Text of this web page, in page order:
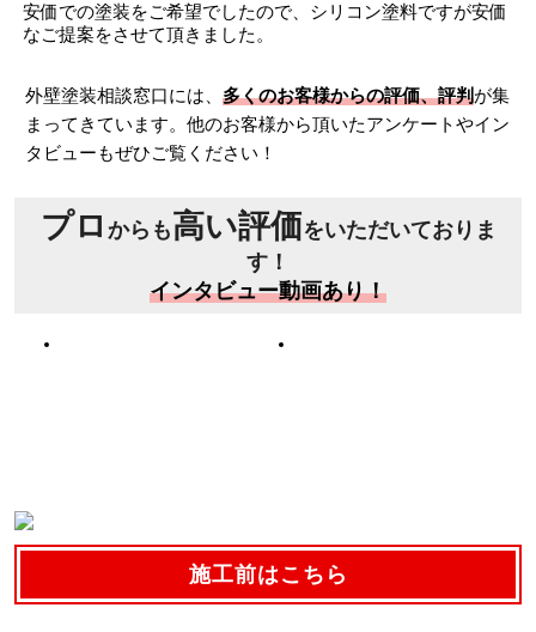
安価での塗装をご希望でしたので、シリコン塗料ですが安価
なご提案をさせて頂きました。
外壁塗装相談窓口には、 多くのお客様からの評価、評判が集
まってきています。他のお客様から頂いたアンケートやイン
タビューもぜひご覧ください！
プロ からも高い評価をいただいておりま
す！
インタビュー動画あり！
施工前はこちら